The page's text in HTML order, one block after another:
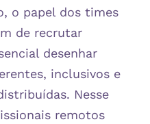
o papel dos times
de recrutar
desenhar
inclusivos e
Nesse
remotos